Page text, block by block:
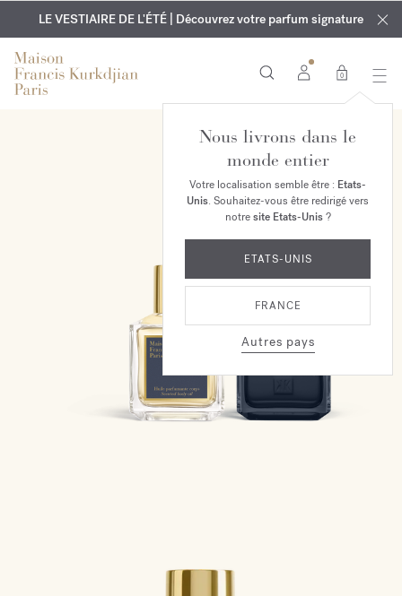
EXCLUSIF | Découvrez le nouveau parfum OUD
velvet mood
dans votre commande*
GRAVURE OFFERTE | Sur tous les parfums et huiles pour le
corps jusqu'au 9 août
LE VESTIAIRE DE L'ÉTÉ | Découvrez votre parfum signature
0
Nous livrons dans le
monde entier
Votre localisation semble être : Etats-
Unis. Souhaitez-vous être redirigé vers
notresite Etats-Unis?
ETATS-UNIS
FRANCE
Autres pays
EXCLUSIVITÉ EN LIGNE